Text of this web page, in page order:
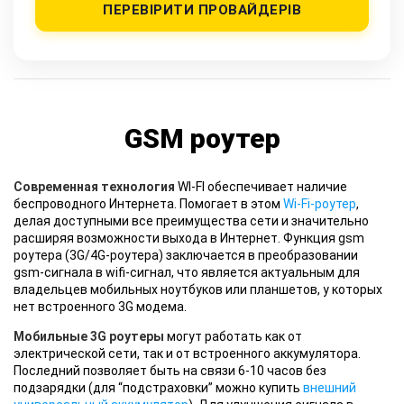
ПЕРЕВІРИТИ ПРОВАЙДЕРІВ
GSM роутер
Современная технология WI-FI обеспечивает наличие
беспроводного Интернета. Помогает в этом Wi-Fi-роутер,
делая доступными все преимущества сети и значительно
расширяя возможности выхода в Интернет. Функция gsm
роутера (3G/4G-роутера) заключается в преобразовании
gsm-сигнала в wifi-сигнал, что является актуальным для
владельцев мобильных ноутбуков или планшетов, у которых
нет встроенного 3G модема.
Мобильные 3G роутеры могут работать как от
электрической сети, так и от встроенного аккумулятора.
Последний позволяет быть на связи 6-10 часов без
подзарядки (для “подстраховки” можно купить внешний